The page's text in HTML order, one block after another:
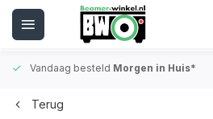
Vandaag besteld Morgen in Huis*
Terug